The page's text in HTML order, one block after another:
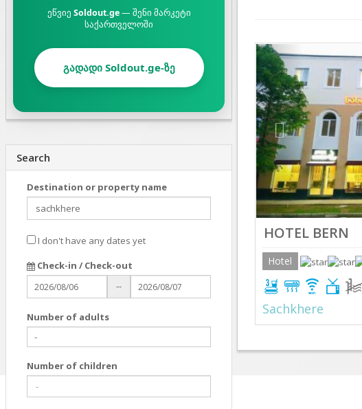
ეწვიე Soldout.ge— შენი მარკეტი
საქართველოში
გადადი Soldout.ge-ზე
Search
Destination or property name
I don't have any dates yet
Check-in / Check-out
--
Number of adults
Number of children
Previous
HOTEL BERN
Hotel
Sachkhere